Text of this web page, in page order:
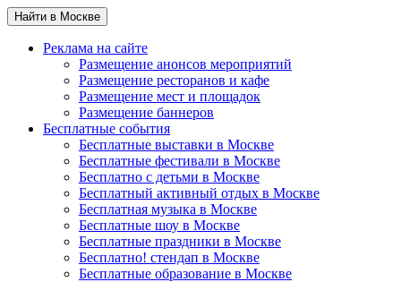
Найти в Москве
Реклама на сайте
Размещение анонсов мероприятий
Размещение ресторанов и кафе
Размещение мест и площадок
Размещение баннеров
Бесплатные события
Бесплатные выставки в Москве
Бесплатные фестивали в Москве
Бесплатно с детьми в Москве
Бесплатный активный отдых в Москве
Бесплатная музыка в Москве
Бесплатные шоу в Москве
Бесплатные праздники в Москве
Бесплатно! стендап в Москве
Бесплатные образование в Москве